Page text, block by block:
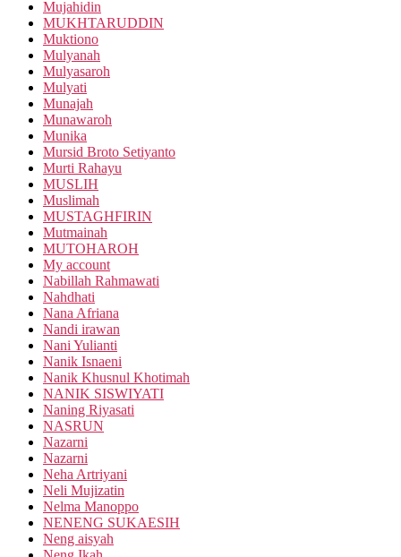
Mujahidin
MUKHTARUDDIN
Muktiono
Mulyanah
Mulyasaroh
Mulyati
Munajah
Munawaroh
Munika
Mursid Broto Setiyanto
Murti Rahayu
MUSLIH
Muslimah
MUSTAGHFIRIN
Mutmainah
MUTOHAROH
My account
Nabillah Rahmawati
Nahdhati
Nana Afriana
Nandi irawan
Nani Yulianti
Nanik Isnaeni
Nanik Khusnul Khotimah
NANIK SISWIYATI
Naning Riyasati
NASRUN
Nazarni
Nazarni
Neha Artriyani
Neli Mujizatin
Nelma Manoppo
NENENG SUKAESIH
Neng aisyah